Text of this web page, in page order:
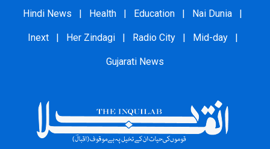
Hindi News | Health | Education | Nai Dunia |
Inext | Her Zindagi | Radio City | Mid-day |
Gujarati News